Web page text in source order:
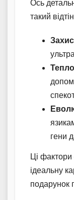
Ось
такий
гени
Ці
ідеальну
подарунок